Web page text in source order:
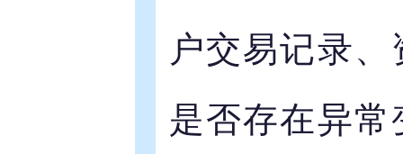
户交易记录
是否存在异